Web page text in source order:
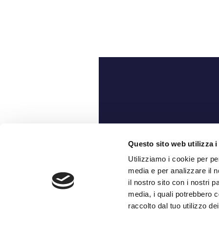
Questo sito web utilizza i
Utilizziamo i cookie per
media e per analizzare il
il nostro sito con i nostri
media, i quali potrebbero
raccolto dal tuo utilizzo